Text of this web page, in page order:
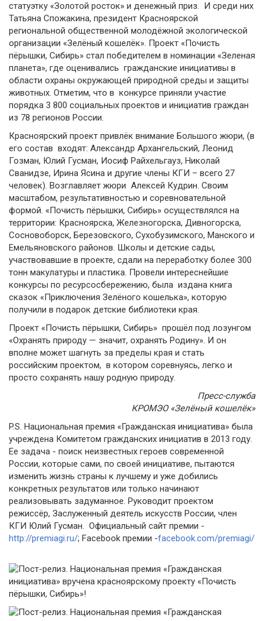
статуэтку «Золотой росток» и денежный приз. И среди них
Татьяна Спожакина, президент Красноярской
региональной общественной молодёжной экологической
организации «Зелёный кошелёк». Проект «Почисть
пёрышки, Сибирь» стал победителем в номинации «Зеленая
планета», где оценивались гражданские инициативы в
области охраны окружающей природной среды и защиты
животных. Отметим, что в конкурсе приняли участие
порядка 3 800 социальных проектов и инициатив граждан
из 78 регионов России.
Красноярский проект привлёк внимание Большого жюри, (в
его состав входят: Александр Архангельский, Леонид
Гозман, Юлий Гусман, Иосиф Райхельгауз, Николай
Сванидзе, Ирина Ясина и другие члены КГИ – всего 27
человек). Возглавляет жюри Алексей Кудрин. Своим
масштабом, результативностью и соревновательной
формой. «Почисть пёрышки, Сибирь» осуществлялся на
территории: Красноярска, Железногорска, Дивногорска,
Сосновоборск, Березовского, Сухобузимского, Манского и
Емельяновского районов. Школы и детские сады,
участвовавшие в проекте, сдали на переработку более 300
тонн макулатуры и пластика. Провели интереснейшие
конкурсы по ресурсосбережению, была издана книга
сказок «Приключения Зелёного кошелька», которую
получили в подарок детские библиотеки края.
Проект «Почисть пёрышки, Сибирь» прошёл под лозунгом
«Охранять природу — значит, охранять Родину». И он
вполне может шагнуть за пределы края и стать
российским проектом, в котором соревнуясь, легко и
просто сохранять нашу родную природу.
Пресс-служба
КРОМЭО «Зелёный кошелёк»
P.S. Национальная премия «Гражданская инициатива» была
учреждена Комитетом гражданских инициатив в 2013 году.
Ее задача - поиск неизвестных героев современной
России, которые сами, по своей инициативе, пытаются
изменить жизнь страны к лучшему и уже добились
конкретных результатов или только начинают
реализовывать задуманное. Руководит проектом
режиссёр, Заслуженный деятель искусств России, член
КГИ Юлий Гусман. Официальный сайт премии -
http://premiagi.ru/; Facebook премии -facebook.com/premiagi/